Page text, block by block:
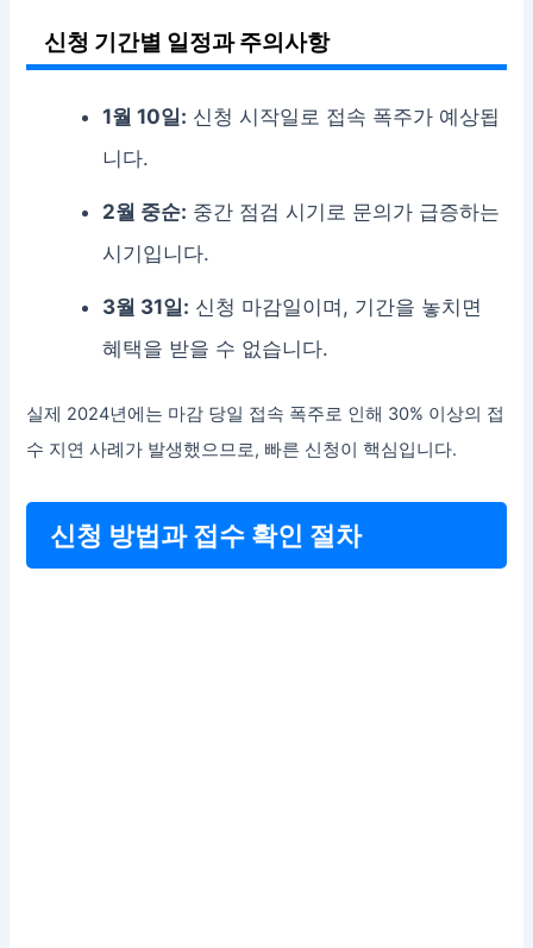
신청 기간별 일정과 주의사항
1월 10일: 신청 시작일로 접속 폭주가 예상됩
니다.
2월 중순: 중간 점검 시기로 문의가 급증하는
시기입니다.
3월 31일: 신청 마감일이며, 기간을 놓치면
혜택을 받을 수 없습니다.
실제 2024년에는 마감 당일 접속 폭주로 인해 30% 이상의 접
수 지연 사례가 발생했으므로, 빠른 신청이 핵심입니다.
신청 방법과 접수 확인 절차